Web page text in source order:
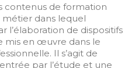
contenus de formation
métier dans lequel
l’élaboration de dispositifs
mis en œuvre dans le
Il s’agit de
par l’étude et une